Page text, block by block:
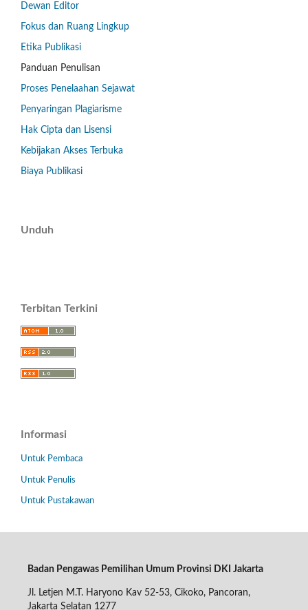
Dewan Editor
Fokus dan Ruang Lingkup
Etika Publikasi
Panduan Penulisan
Proses Penelaahan Sejawat
Penyaringan Plagiarisme
Hak Cipta dan Lisensi
Kebijakan Akses Terbuka
Biaya Publikasi
Unduh
Terbitan Terkini
Informasi
Untuk Pembaca
Untuk Penulis
Untuk Pustakawan
Badan Pengawas Pemilihan Umum Provinsi DKI Jakarta
Jl. Letjen M.T. Haryono Kav 52-53, Cikoko, Pancoran,
Jakarta Selatan 1277